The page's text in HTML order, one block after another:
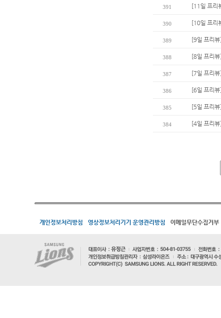
391 [11일 프리
390 [10일 프리
389 [9일 프리
388 [8일 프리
387 [7일 프리
386 [6일 프리
385 [5일 프리뷰
384 [4일 프리
개인정보처리방침 영상정보처리기기 운영관리방침 이메일무단수집거부